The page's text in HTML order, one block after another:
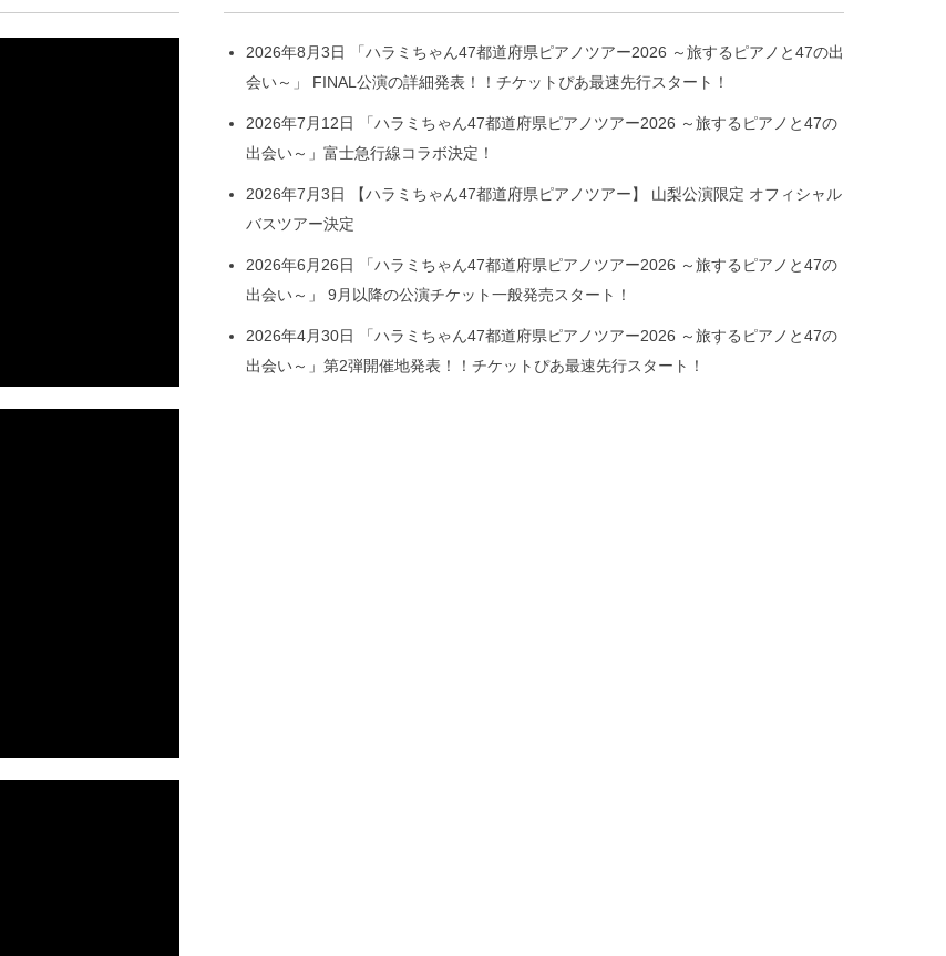
2026年8月3日
「ハラミちゃん47都道府県ピアノツアー2026 ～旅するピアノと47の出
会い～」 FINAL公演の詳細発表！！チケットぴあ最速先行スタート！
2026年7月12日
「ハラミちゃん47都道府県ピアノツアー2026 ～旅するピアノと47の
出会い～」富士急行線コラボ決定！
2026年7月3日
【ハラミちゃん47都道府県ピアノツアー】 山梨公演限定 オフィシャル
バスツアー決定
2026年6月26日
「ハラミちゃん47都道府県ピアノツアー2026 ～旅するピアノと47の
出会い～」 9月以降の公演チケット一般発売スタート！
2026年4月30日
「ハラミちゃん47都道府県ピアノツアー2026 ～旅するピアノと47の
出会い～」第2弾開催地発表！！チケットぴあ最速先行スタート！